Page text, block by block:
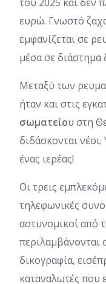
ευρώ. Γνωστό
εμφανίζεται σε
μέσα σε διάστημα
Μεταξύ των
ήταν και στις
σωματείου στη
διδάσκονται νέοι.
ένας ιερέας!
Οι τρεις
τηλεφωνικές
αστυνομικοί από
περιλαμβάνονται
δικογραφία,
καταναλωτές που